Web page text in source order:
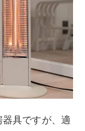
具ですが、適